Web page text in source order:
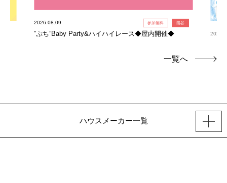
2026.08.09 参加無料 熊谷
”ぷち”Baby Party&ハイハイレース◆屋内開催◆
一覧へ
ハウスメーカー一覧